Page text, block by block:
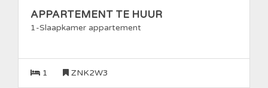
APPARTEMENT TE HUUR
1-Slaapkamer appartement
1 ZNK2W3